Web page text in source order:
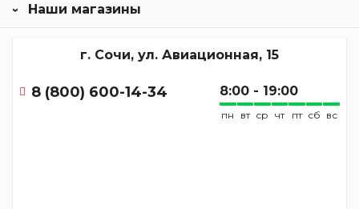
Наши магазины
г. Сочи, ул. Авиационная, 15
8 (800) 600-14-34 8:00 - 19:00
пн вт ср чт пт сб вс